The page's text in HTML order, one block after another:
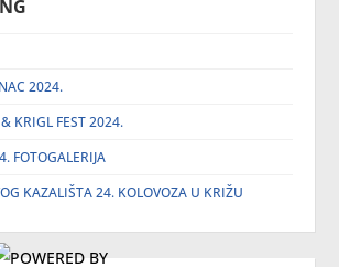
2024.
KRIGL FEST 2024.
FOTOGALERIJA
KAZALIŠTA 24. KOLOVOZA U KRIŽU